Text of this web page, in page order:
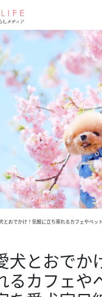
とおでかけ！気軽に立ち寄れるカフェやペッ
犬とおでか
るカフェや